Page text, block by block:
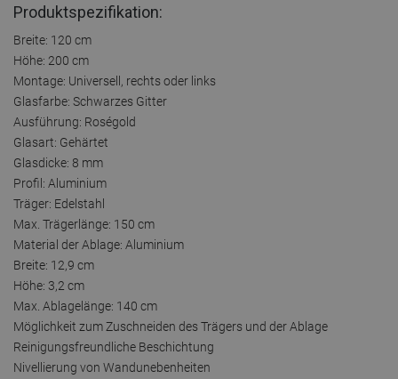
Produktspezifikation:
Breite: 120 cm
Höhe: 200 cm
Montage: Universell, rechts oder links
Glasfarbe: Schwarzes Gitter
Ausführung: Roségold
Glasart: Gehärtet
Glasdicke: 8 mm
Profil: Aluminium
Träger: Edelstahl
Max. Trägerlänge: 150 cm
Material der Ablage: Aluminium
Breite: 12,9 cm
Höhe: 3,2 cm
Max. Ablagelänge: 140 cm
Möglichkeit zum Zuschneiden des Trägers und der Ablage
Reinigungsfreundliche Beschichtung
Nivellierung von Wandunebenheiten